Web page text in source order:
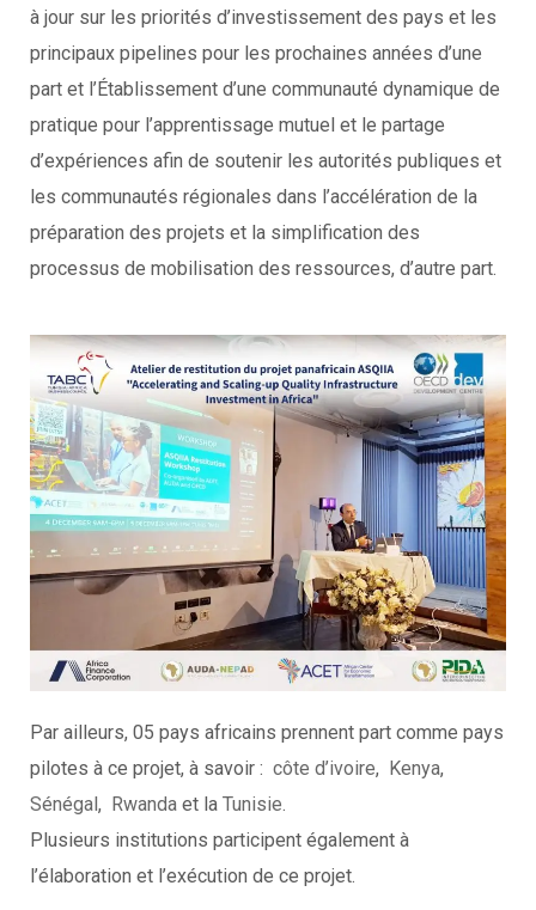
à jour sur les priorités d’investissement des pays et les
principaux pipelines pour les prochaines années d’une
part et l’Établissement d’une communauté dynamique de
pratique pour l’apprentissage mutuel et le partage
d’expériences afin de soutenir les autorités publiques et
les communautés régionales dans l’accélération de la
préparation des projets et la simplification des
processus de mobilisation des ressources, d’autre part.
Par ailleurs, 05 pays africains prennent part comme pays
pilotes à ce projet, à savoir : côte d’ivoire, Kenya,
Sénégal , Rwanda et la Tunisie.
Plusieurs institutions participent également à
l’élaboration et l’exécution de ce projet.